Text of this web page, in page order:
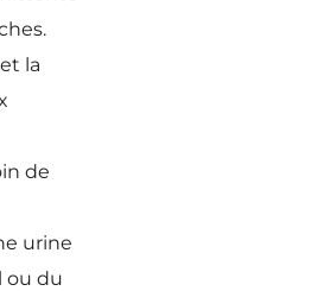
la
de
urine
ou du